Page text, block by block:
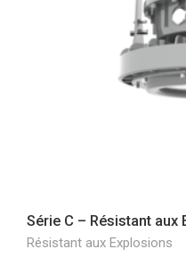
Série C – Résistant aux
Résistant aux Explosions